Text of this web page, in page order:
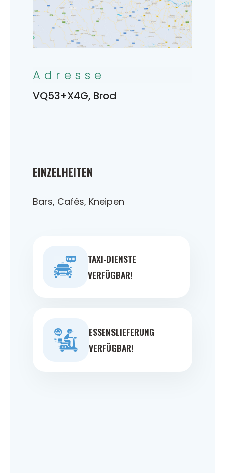
EINZELHEITEN
Bars, Cafés, Kneipen
TAXI-DIENSTE
VERFÜGBAR!
ESSENSLIEFERUNG
VERFÜGBAR!
Adresse
VQ53+X4G, Brod